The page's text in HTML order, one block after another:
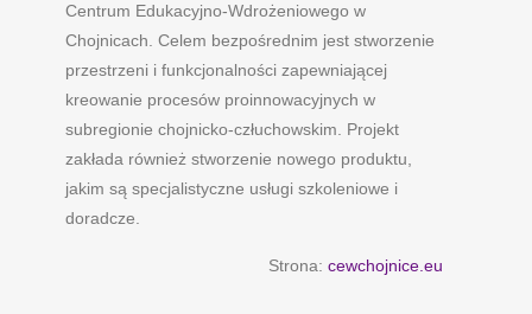
Centrum Edukacyjno-Wdrożeniowego w
Chojnicach. Celem bezpośrednim jest stworzenie
przestrzeni i funkcjonalności zapewniającej
kreowanie procesów proinnowacyjnych w
subregionie chojnicko-człuchowskim. Projekt
zakłada również stworzenie nowego produktu,
jakim są specjalistyczne usługi szkoleniowe i
doradcze.
Strona: cewchojnice.eu